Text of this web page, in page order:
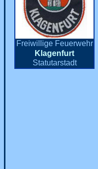
Freiwillige Feuerwehr
Klagenfurt
Statutarstadt